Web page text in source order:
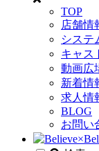
TOP
店舗情
システ
キャス
動画広
新着情
求人情
BLOG
お問い